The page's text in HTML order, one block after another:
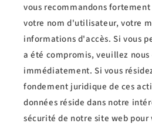
vous recommandons
votre nom d'utilisateur, votre
informations d'accès. Si vous
a été compromis, veuillez
immédiatement. Si vous
fondement juridique de ces
données réside dans notre
sécurité de notre site web pour